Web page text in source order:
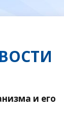
и его